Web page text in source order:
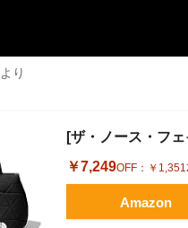
より
[ザ・ノース・フ
￥7,249OFF： ￥1,351
Amazon